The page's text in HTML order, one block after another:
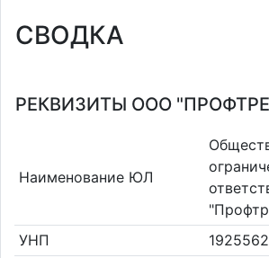
СВОДКА
РЕКВИЗИТЫ ООО
Наименование ЮЛ
УНП